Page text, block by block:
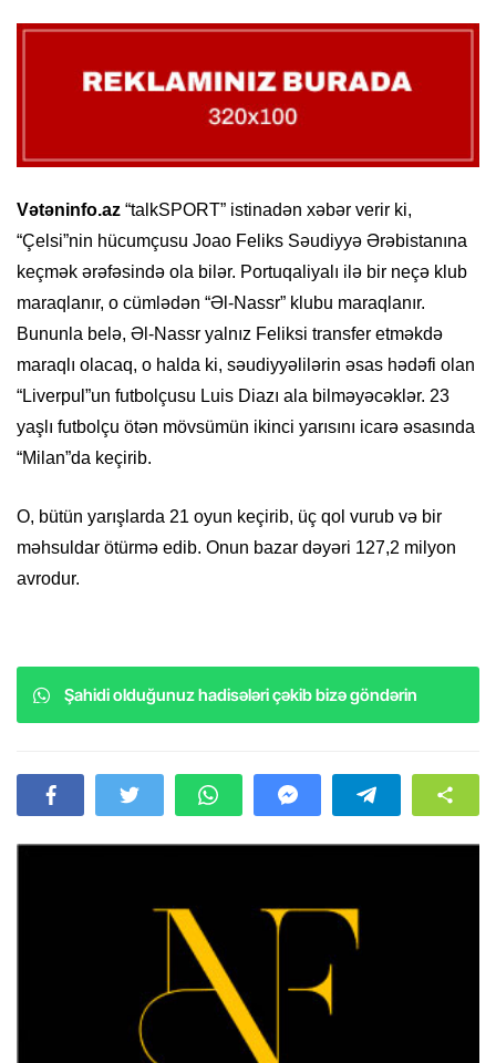
Vətəninfo.az “talkSPORT” istinadən xəbər verir ki,
“Çelsi”nin hücumçusu Joao Feliks Səudiyyə Ərəbistanına
keçmək ərəfəsində ola bilər. Portuqaliyalı ilə bir neçə klub
maraqlanır, o cümlədən “Əl-Nassr” klubu maraqlanır.
Bununla belə, Əl-Nassr yalnız Feliksi transfer etməkdə
maraqlı olacaq, o halda ki, səudiyyəlilərin əsas hədəfi olan
“Liverpul”un futbolçusu Luis Diazı ala bilməyəcəklər. 23
yaşlı futbolçu ötən mövsümün ikinci yarısını icarə əsasında
“Milan”da keçirib.
O, bütün yarışlarda 21 oyun keçirib, üç qol vurub və bir
məhsuldar ötürmə edib. Onun bazar dəyəri 127,2 milyon
avrodur.
Şahidi olduğunuz hadisələri çəkib bizə göndərin